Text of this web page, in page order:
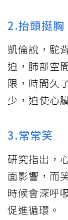
2.抬頭挺胸
凱倫說，駝
迫，肺部空
限，時間久
少，迫使心
3.常常笑
研究指出，
面影響，而
時候會深呼
促進循環。